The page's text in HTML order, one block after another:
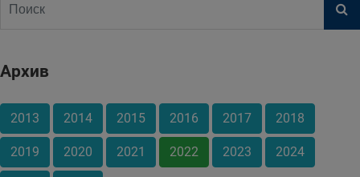
Архив
2013 2014 2015 2016 2017 2018
2019 2020 2021 2022 2023 2024